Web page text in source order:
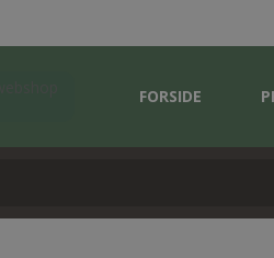
FORSIDE